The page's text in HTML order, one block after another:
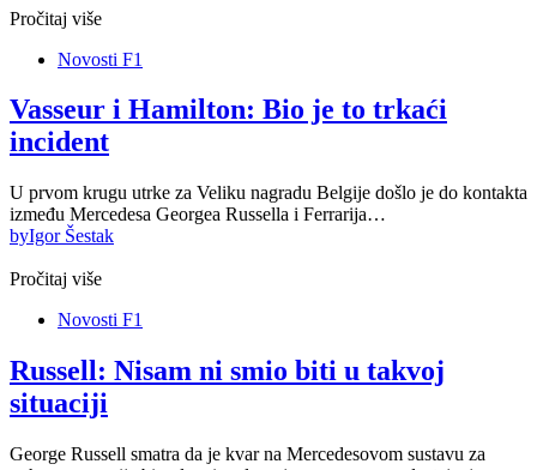
Pročitaj više
Novosti F1
Vasseur i Hamilton: Bio je to trkaći
incident
U prvom krugu utrke za Veliku nagradu Belgije došlo je do kontakta
između Mercedesa Georgea Russella i Ferrarija…
byIgor Šestak
Pročitaj više
Novosti F1
Russell: Nisam ni smio biti u takvoj
situaciji
George Russell smatra da je kvar na Mercedesovom sustavu za